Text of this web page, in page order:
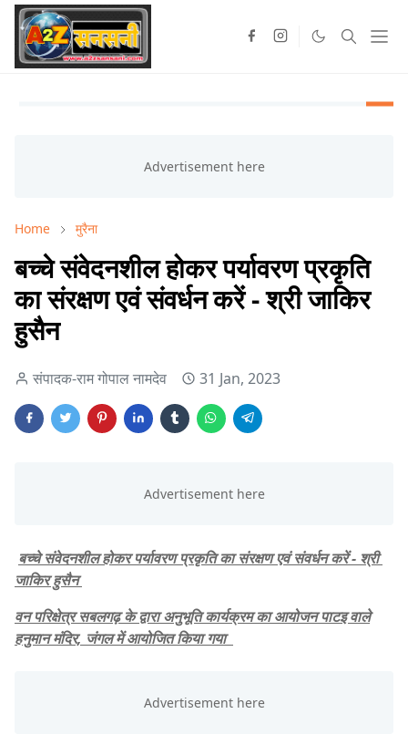
Home मुरैना
बच्चे संवेदनशील होकर पर्यावरण प्रकृति
का संरक्षण एवं संवर्धन करें - श्री जाकिर
हुसैन
संपादक-राम गोपाल नामदेव 31 Jan, 2023
बच्चे संवेदनशील होकर पर्यावरण प्रकृति का संरक्षण एवं संवर्धन करें - श्री
जाकिर हुसैन
वन परिक्षेत्र सबलगढ़ के द्वारा अनुभूति कार्यक्रम का आयोजन पाटइ वाले
हनुमान मंदिर, जंगल में आयोजित किया गया